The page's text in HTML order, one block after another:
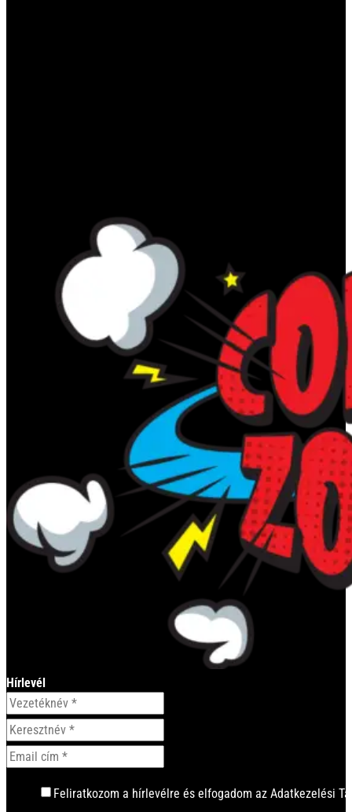
Hírlevél
Feliratkozom a hírlevélre és elfogadom az Adatkezelési